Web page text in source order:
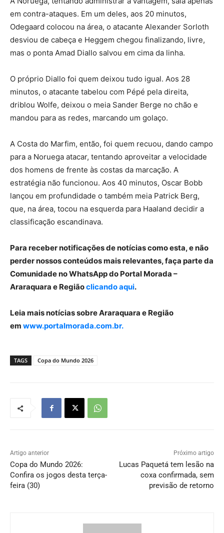
em contra-ataques. Em um deles, aos 20 minutos,
Odegaard colocou na área, o atacante Alexander Sorloth
desviou de cabeça e Heggem chegou finalizando, livre,
mas o ponta Amad Diallo salvou em cima da linha.
O próprio Diallo foi quem deixou tudo igual. Aos 28
minutos, o atacante tabelou com Pépé pela direita,
driblou Wolfe, deixou o meia Sander Berge no chão e
mandou para as redes, marcando um golaço.
A Costa do Marfim, então, foi quem recuou, dando campo
para a Noruega atacar, tentando aproveitar a velocidade
dos homens de frente às costas da marcação. A
estratégia não funcionou. Aos 40 minutos, Oscar Bobb
lançou em profundidade o também meia Patrick Berg,
que, na área, tocou na esquerda para Haaland decidir a
classificação escandinava.
Para receber notificações de notícias como esta, e não
perder nossos conteúdos mais relevantes, faça parte da
Comunidade no WhatsApp do Portal Morada –
Araraquara e Regiãoclicando aqui.
Leia mais notícias sobre Araraquara e Região
em www.portalmorada.com.br.
TAGS Copa do Mundo 2026
Artigo anterior
Copa do Mundo 2026:
Confira os jogos desta terça-
feira (30)
Próximo artigo
Lucas Paquetá tem lesão na
coxa confirmada, sem
previsão de retorno